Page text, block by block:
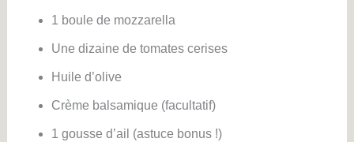
1 boule de mozzarella
Une dizaine de tomates cerises
Huile d’olive
Crème balsamique (facultatif)
1 gousse d’ail (astuce bonus !)